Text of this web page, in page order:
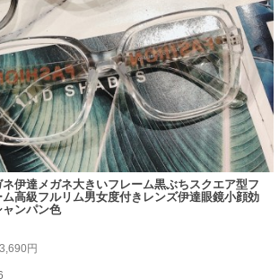
伊達メガネ大きいフレーム黒ぶちスクエア型フ
高級フルリム男女度付きレンズ伊達眼鏡小顔効
ンパン色
3,690円